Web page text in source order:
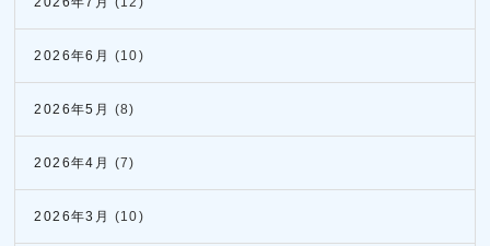
2026年6月 (10)
2026年5月 (8)
2026年4月 (7)
2026年3月 (10)